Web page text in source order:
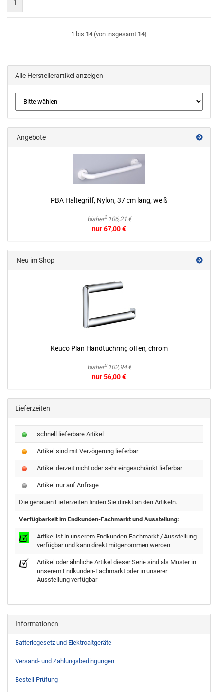
1
1 bis 14 (von insgesamt 14)
Alle Herstellerartikel anzeigen
Angebote
PBA Hal­te­griff, Nylon, 37 cm lang, weiß
bisher2106,21 €
nur 67,00 €
Neu im Shop
Keuco Plan Hand­tuch­ring offen, chrom
bisher2102,94 €
nur 56,00 €
Lieferzeiten
schnell lieferbare Artikel
Artikel sind mit Verzögerung lieferbar
Artikel derzeit nicht oder sehr eingeschränkt lieferbar
Artikel nur auf Anfrage
Die genauen Lieferzeiten finden Sie direkt an den Artikeln.
Verfügbarkeit im Endkunden-Fachmarkt und Ausstellung:
Artikel ist in unserem Endkunden-Fachmarkt / Ausstellung
verfügbar und kann direkt mitgenommen werden
Artikel oder ähnliche Artikel dieser Serie sind als Muster in
unserem Endkunden-Fachmarkt oder in unserer
Ausstellung verfügbar
Informationen
Batteriegesetz und Elektroaltgeräte
Versand- und Zahlungsbedingungen
Bestell-Prüfung